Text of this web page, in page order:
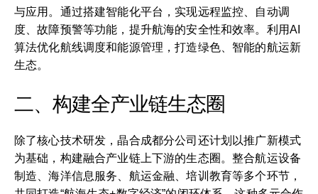
与应用。通过搭建智能化平台，实现远程监控、自动调
度、故障预警等功能，提升航海的安全性和效率。利用AI
算法优化航线调度和能源管理，打造绿色、智能的航运新
生态。
二、构建全产业链生态圈
除了核心技术研发，晶合成都分公司还计划以推广新模式
为基础，构建融合产业链上下游的生态圈。整合航运设备
制造、海洋信息服务、航运金融、培训教育等多个环节，